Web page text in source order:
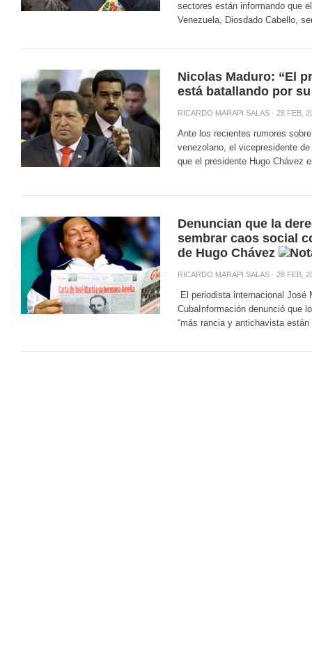
sectores están informando que
Venezuela, Diosdado Cabello,
Nicolas Maduro: “El
está batallando por
RICARDO MARAPI SALAS · 28 FEB,
Ante los recientes rumores
venezolano, el vicepresidente
que el presidente Hugo Chávez
Denuncian que la
sembrar caos social
de Hugo Chávez
RICARDO MARAPI SALAS · 28 FEB,
El periodista internacional José
CubaInformación denunció que
“más rancia y antichavista